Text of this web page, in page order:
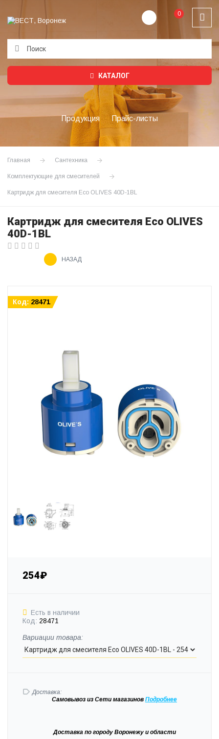
0
КАТАЛОГ
Продукция Прайс-листы
Главная Сантехника
Комплектующие для смесителей
Картридж для смесителя Eco OLIVES 40D-1BL
Картридж для смесителя Eco OLIVES
40D-1BL
НАЗАД
Код: 28471
254₽
Есть в наличии
Код: 28471
Вариации товара:
Доставка:
Самовывоз из Сети магазинов Подробнее
Доставка по городу Воронежу и области